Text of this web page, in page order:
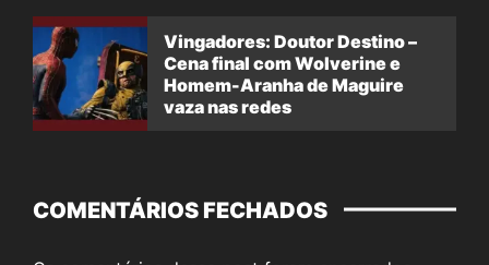
Vingadores: Doutor Destino –
Cena final com Wolverine e
Homem-Aranha de Maguire
vaza nas redes
COMENTÁRIOS FECHADOS